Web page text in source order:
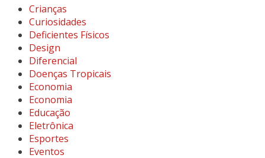
Crianças
Curiosidades
Deficientes Físicos
Design
Diferencial
Doenças Tropicais
Economia
Economia
Educação
Eletrônica
Esportes
Eventos